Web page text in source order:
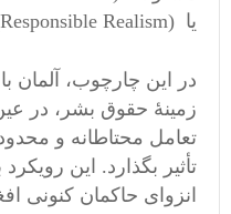
یا (Responsible Realism) نامید.
در این چارچوب، آلمان
زمینهٔ حقوق بشر، در
تعامل محتاطانه و محدود
تأثیر بگذارد. این
انزوای حاکمان کنونی